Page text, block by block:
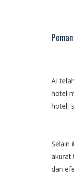
AI
hotel
hotel,
Selain
akurat
dan